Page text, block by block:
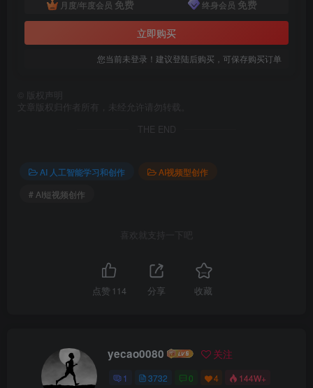
月度/年度会员 免费 终身会员 免费
立即购买
您当前未登录！建议登陆后购买，可保存购买订单
版权声明
文章版权归作者所有，未经允许请勿转载。
THE END
AI 人工智能学习和创作
AI视频型创作
# AI短视频创作
喜欢就支持一下吧
点赞 114 分享 收藏
yecao0080 关注
1 3732 0 4 144W+